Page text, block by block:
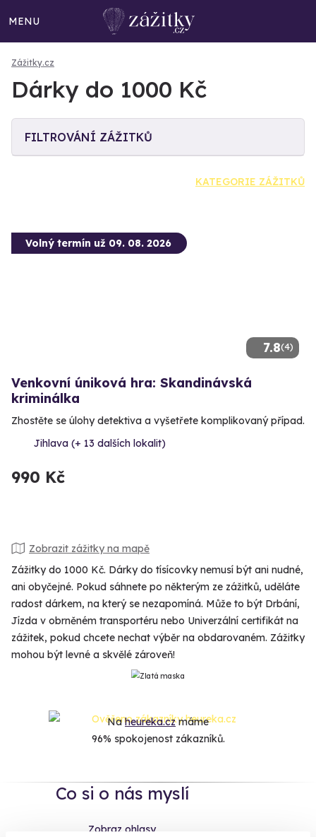
MENU
Zážitky.cz
Dárky do 1000 Kč
FILTROVÁNÍ ZÁŽITKŮ
KATEGORIE ZÁŽITKŮ
7.8(4)
Volný termín už 09. 08. 2026
Venkovní úniková hra: Skandinávská
kriminálka
Zhostěte se úlohy detektiva a vyšetřete komplikovaný případ.
Jihlava (+ 13 dalších lokalit)
990 Kč
Zobrazit zážitky na mapě
Zážitky do 1000 Kč. Dárky do tísícovky nemusí být ani nudné,
ani obyčejné. Pokud sáhnete po některým ze zážitků, uděláte
radost dárkem, na který se nezapomíná. Může to být Drbání,
Jízda v obrněném transportéru nebo Univerzální certifikát na
zážitek, pokud chcete nechat výběr na obdarovaném. Zážitky
mohou být levné a skvělé zároveň!
Naheureka.czmáme
96% spokojenost zákazníků.
Co si o nás myslí
Zobraz ohlasy